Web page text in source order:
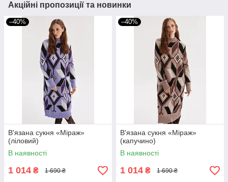
Акційні пропозиції та новинки
–40%
В'язана сукня «Міраж»
(ліловий)
В наявності
1 014 ₴ 1 690 ₴
–40%
В'язана сукня «Міраж»
(капучино)
В наявності
1 014 ₴ 1 690 ₴